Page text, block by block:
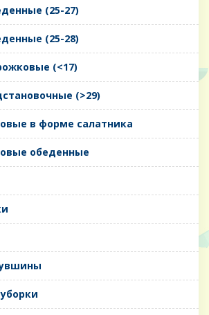
(25-27)
(25-28)
(<17)
(>29)
в форме салатника
обеденные